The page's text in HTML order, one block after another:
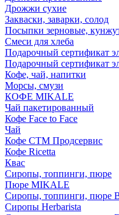
Дрожжи сухие
Закваски, заварки, солод
Посыпки зерновые,
Смеси для хлеба
Подарочный сертификат
Подарочный сертификат
Кофе, чай, напитки
Морсы, смузи
КОФЕ MIKALE
Чай пакетированный
Кофе Face to Face
Чай
Кофе СТМ Продсервис
Кофе Ricetta
Квас
Сиропы, топпинги, пюре
Пюре MIKALE
Сиропы, топпинги, пюре
Сиропы Herbarista